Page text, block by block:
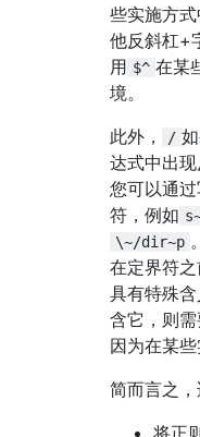
些实施方式
他反斜杠+
用 $^ 在某
境。
此外，
/
达式中出现
您可以通
符，例如
\~/dir~p
在定界符
具有特殊
含它，则
因为在某
简而言之
将正